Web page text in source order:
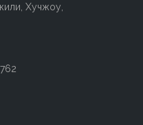
Хучжоу,